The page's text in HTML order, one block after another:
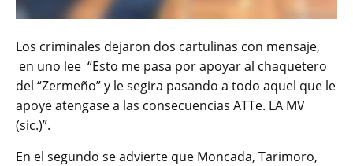
Los criminales dejaron dos cartulinas con mensaje,
en uno lee “Esto me pasa por apoyar al chaquetero
del “Zermeño” y le segira pasando a todo aquel que le
apoye atengase a las consecuencias ATTe. LA MV
(sic.)”.
En el segundo se advierte que Moncada, Tarimoro,